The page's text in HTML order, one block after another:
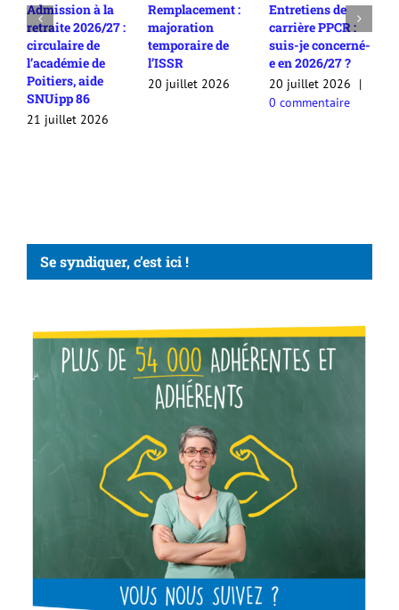
Admission à la
retraite 2026/27 :
circulaire de
l’académie de
Poitiers, aide
SNUipp 86
21 juillet 2026
Remplacement :
majoration
temporaire de
l’ISSR
20 juillet 2026
Entretiens de
carrière PPCR :
suis-je concerné-
e en 2026/27 ?
20 juillet 2026 |
0 commentaire
Se syndiquer, c’est ici !